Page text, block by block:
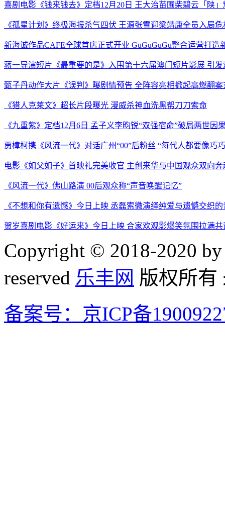
喜剧电影《钱来钱去》定档12月20日 王大治苗圃柴碧云「陕
《孤星计划》终极海报杀气四伏 王源张雪迎梁靖康全员入局
新海诚作品CAFE全球首店正式开业 GuGuGuGu整合运营打造
蒋一导演短片《最重要的是》入围第十六届澳门短片影展 引
甄子丹动作大片《误判》曝剧情预告 全阵容亮相掀起高燃翻案
《猎人克莱文》超长片段曝光 漫威杀神血洗黑帮刀刀索命
《九重紫》定档12月6日 孟子义李昀锐“双强宿命”破局两世因
贾樟柯携《风流一代》对话广州“00”后粉丝 “每代人都要像巧
电影《如父如子》首映礼完美收官 主创来华与中国观众双向奔
《风流一代》佛山路演 00后观众称“声音唤醒记忆”
《不想和你有遗憾》今日上映 丞磊索微演绎纯爱与遗憾交织
贺岁喜剧电影《好运来》今日上映 合家欢观影爆笑氛围拉满
Copyright © 2018-2020
reserved 乐丰网 版权所有
备案号：京ICP备